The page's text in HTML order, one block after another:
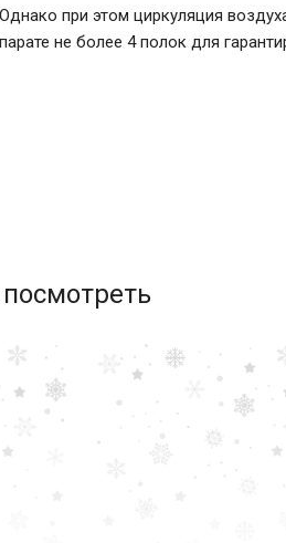
при этом циркуляция
не более 4 полок для